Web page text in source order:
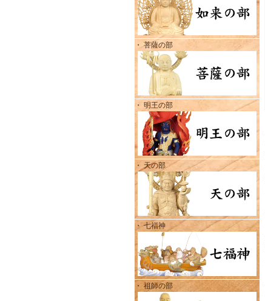
・ 菩薩の部
・ 明王の部
・ 天の部
・ 七福神
・ 祖師の部